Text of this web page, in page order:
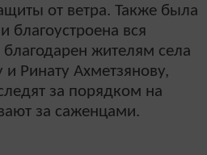
от ветра. Также была
вся
жителям села
Ринату Ахметзянову,
за порядком на
за саженцами.